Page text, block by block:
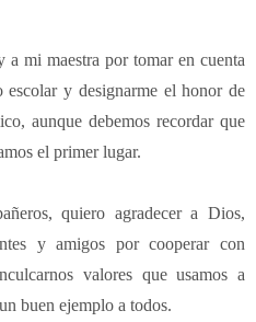
mi maestra por tomar en cuenta
y designarme el honor de
aunque debemos recordar que
el primer lugar.
quiero agradecer a Dios,
y amigos por cooperar con
valores que usamos a
buen ejemplo a todos.